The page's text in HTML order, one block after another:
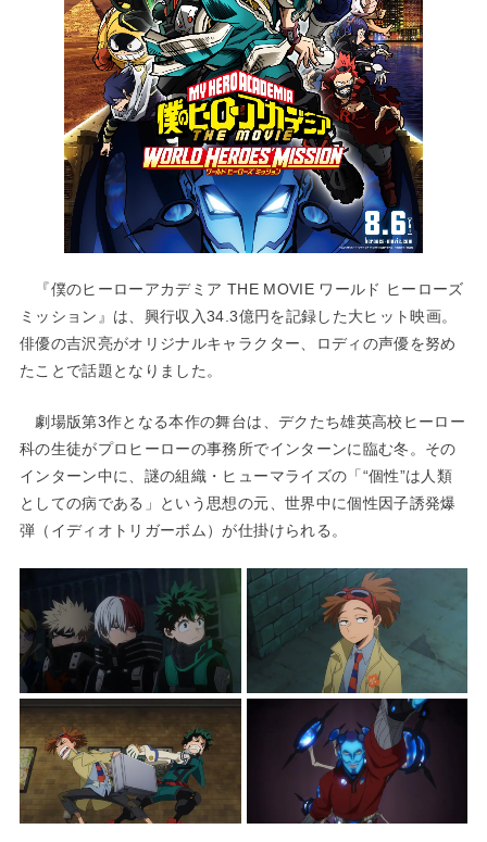
『僕のヒーローアカデミア THE MOVIE ワールド ヒーローズ
ミッション』は、興行収入34.3億円を記録した大ヒット映画。
俳優の吉沢亮がオリジナルキャラクター、ロディの声優を努め
たことで話題となりました。
劇場版第3作となる本作の舞台は、デクたち雄英高校ヒーロー
科の生徒がプロヒーローの事務所でインターンに臨む冬。その
インターン中に、謎の組織・ヒューマライズの「“個性”は人類
としての病である」という思想の元、世界中に個性因子誘発爆
弾（イディオトリガーボム）が仕掛けられる。